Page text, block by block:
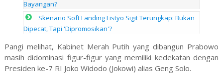
Bayangan?
Skenario Soft Landing Listyo Sigit Terungkap: Bukan
Dipecat, Tapi 'Dipromosikan'?
Pangi melihat, Kabinet Merah Putih yang dibangun Prabowo
masih didominasi figur-figur yang memiliki kedekatan dengan
Presiden ke-7 RI Joko Widodo (Jokowi) alias Geng Solo.